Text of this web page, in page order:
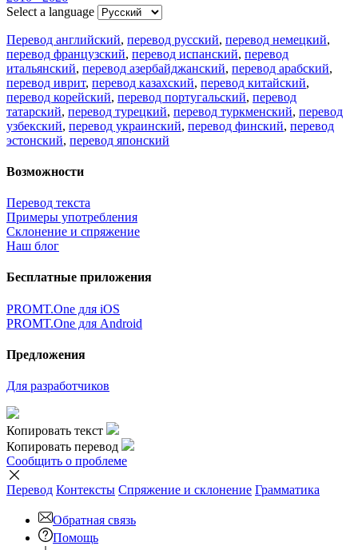
Select a language
Перевод английский, перевод русский, перевод немецкий,
перевод французский, перевод испанский, перевод
итальянский, перевод азербайджанский, перевод арабский,
перевод иврит, перевод казахский, перевод китайский,
перевод корейский, перевод португальский, перевод
татарский, перевод турецкий, перевод туркменский, перевод
узбекский, перевод украинский, перевод финский, перевод
эстонский, перевод японский
Возможности
Перевод текста
Примеры употребления
Склонение и спряжение
Наш блог
Бесплатные приложения
PROMT.One для iOS
PROMT.One для Android
Предложения
Для разработчиков
Копировать текст
Копировать перевод
Сообщить о проблеме
Перевод Контексты Спряжение и склонение Грамматика
Обратная связь
Помощь